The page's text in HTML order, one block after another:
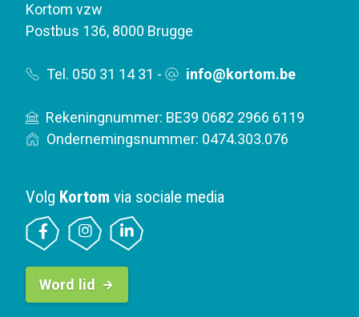
Kortom vzw
Postbus 136, 8000 Brugge
Tel. 050 31 14 31 - info@kortom.be
Rekeningnummer: BE39 0682 2966 6119
Ondernemingsnummer: 0474.303.076
Volg Kortom via sociale media
B
t
Word lid